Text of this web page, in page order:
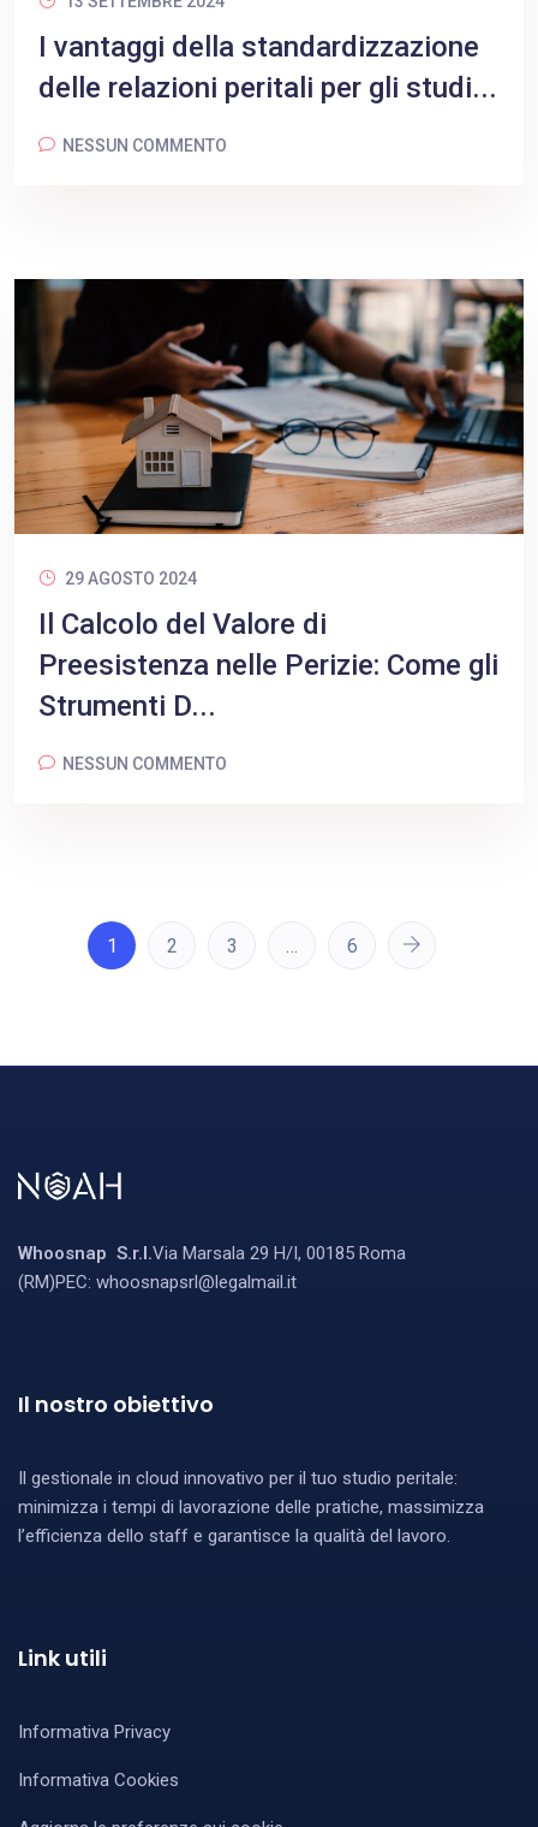
I vantaggi della standardizzazione
delle relazioni peritali per gli studi...
NESSUN COMMENTO
29 AGOSTO 2024
Il Calcolo del Valore di
Preesistenza nelle Perizie: Come gli
Strumenti D...
NESSUN COMMENTO
1 2 3 … 6
Whoosnap S.r.l.Via Marsala 29 H/I, 00185 Roma
(RM)PEC: whoosnapsrl@legalmail.it
Il nostro obiettivo
Il gestionale in cloud innovativo per il tuo studio peritale:
minimizza i tempi di lavorazione delle pratiche, massimizza
l’efficienza dello staff e garantisce la qualità del lavoro.
Link utili
Informativa Privacy
Informativa Cookies